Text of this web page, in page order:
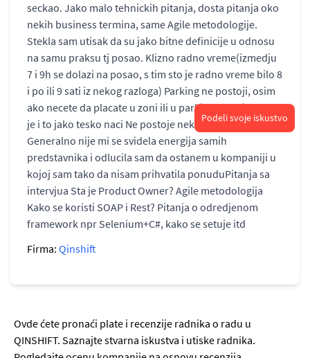
seckao. Jako malo tehnickih pitanja, dosta pitanja oko
nekih business termina, same Agile metodologije.
Stekla sam utisak da su jako bitne definicije u odnosu
na samu praksu tj posao. Klizno radno vreme(izmedju
7 i 9h se dolazi na posao, s tim sto je radno vreme bilo 8
i po ili 9 sati iz nekog razloga) Parking ne postoji, osim
ako necete da placate u zoni ili u parking garazi, mada
je i to jako tesko naci Ne postoje neki specijalni benefiti
Generalno nije mi se svidela energija samih
predstavnika i odlucila sam da ostanem u kompaniji u
kojoj sam tako da nisam prihvatila ponuduPitanja sa
intervjua Sta je Product Owner? Agile metodologija
Kako se koristi SOAP i Rest? Pitanja o odredjenom
framework npr Selenium+C#, kako se setuje itd
Firma: Qinshift
Ovde ćete pronaći plate i recenzije radnika o radu u
QINSHIFT. Saznajte stvarna iskustva i utiske radnika.
Podeli svoje iskustvo